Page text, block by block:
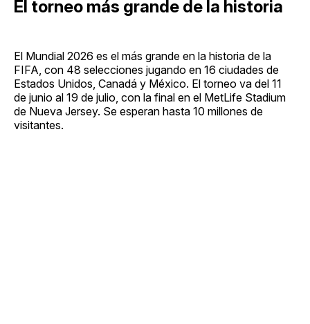
El torneo más grande de la historia
El Mundial 2026 es el más grande en la historia de la
FIFA, con 48 selecciones jugando en 16 ciudades de
Estados Unidos, Canadá y México. El torneo va del 11
de junio al 19 de julio, con la final en el MetLife Stadium
de Nueva Jersey. Se esperan hasta 10 millones de
visitantes.